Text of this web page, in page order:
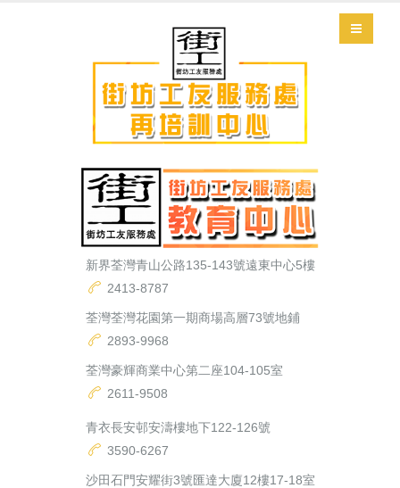
新界荃灣青山公路135-143號遠東中心5樓
2413-8787
荃灣荃灣花園第一期商場高層73號地鋪
2893-9968
荃灣豪輝商業中心第二座104-105室
2611-9508
青衣長安邨安濤樓地下122-126號
3590-6267
沙田石門安耀街3號匯達大廈12樓17-18室